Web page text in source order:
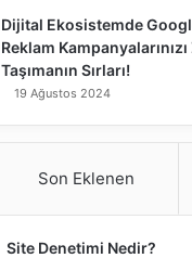
Dijital Ekosistemde
Reklam
Taşımanın Sırları!
19 Ağustos 2024
Son Eklenen
Site Denetimi Nedir?